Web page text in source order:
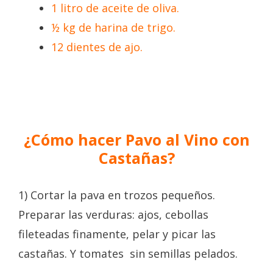
1 litro de aceite de oliva.
½ kg de harina de trigo.
12 dientes de ajo.
¿Cómo hacer Pavo al Vino con
Castañas?
1) Cortar la pava en trozos pequeños.
Preparar las verduras: ajos, cebollas
fileteadas finamente, pelar y picar las
castañas. Y tomates sin semillas pelados.